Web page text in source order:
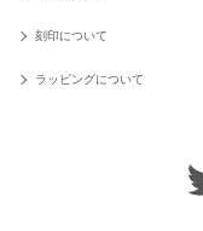
刻印について
ラッピングについて